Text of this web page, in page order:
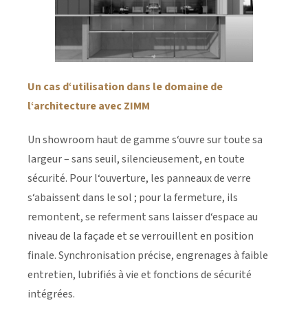
Un cas d‘utilisation dans le domaine de
l‘architecture avec ZIMM
Un showroom haut de gamme s‘ouvre sur toute sa
largeur – sans seuil, silencieusement, en toute
sécurité. Pour l‘ouverture, les panneaux de verre
s‘abaissent dans le sol ; pour la fermeture, ils
remontent, se referment sans laisser d‘espace au
niveau de la façade et se verrouillent en position
finale. Synchronisation précise, engrenages à faible
entretien, lubrifiés à vie et fonctions de sécurité
intégrées.